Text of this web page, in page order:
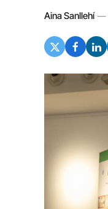
Aina Sanllehí